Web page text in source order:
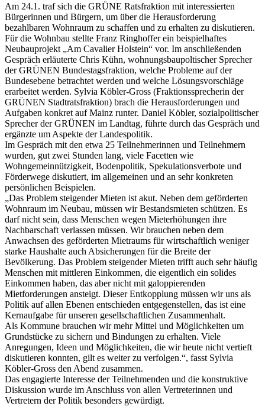
Am 24.1. traf sich die GRÜNE Ratsfraktion mit interessierten
Bürgerinnen und Bürgern, um über die Herausforderung
bezahlbaren Wohnraum zu schaffen und zu erhalten zu diskutieren.
Für die Wohnbau stellte Franz Ringhoffer ein beispielhaftes
Neubauprojekt „Am Cavalier Holstein“ vor. Im anschließenden
Gespräch erläuterte Chris Kühn, wohnungsbaupoltischer Sprecher
der GRÜNEN Bundestagsfraktion, welche Probleme auf der
Bundesebene betrachtet werden und welche Lösungsvorschläge
erarbeitet werden. Sylvia Köbler-Gross (Fraktionssprecherin der
GRÜNEN Stadtratsfraktion) brach die Herausforderungen und
Aufgaben konkret auf Mainz runter. Daniel Köbler, sozialpolitischer
Sprecher der GRÜNEN im Landtag, führte durch das Gespräch und
ergänzte um Aspekte der Landespolitik.
Im Gespräch mit den etwa 25 Teilnehmerinnen und Teilnehmern
wurden, gut zwei Stunden lang, viele Facetten wie
Wohngemeinnützigkeit, Bodenpolitik, Spekulationsverbote und
Förderwege diskutiert, im allgemeinen und an sehr konkreten
persönlichen Beispielen.
„Das Problem steigender Mieten ist akut. Neben dem geförderten
Wohnraum im Neubau, müssen wir Bestandsmieten schützen. Es
darf nicht sein, dass Menschen wegen Mieterhöhungen ihre
Nachbarschaft verlassen müssen. Wir brauchen neben dem
Anwachsen des geförderten Mietraums für wirtschaftlich weniger
starke Haushalte auch Absicherungen für die Breite der
Bevölkerung. Das Problem steigender Mieten trifft auch sehr häufig
Menschen mit mittleren Einkommen, die eigentlich ein solides
Einkommen haben, das aber nicht mit galoppierenden
Mietforderungen ansteigt. Dieser Entkopplung müssen wir uns als
Politik auf allen Ebenen entschieden entgegenstellen, das ist eine
Kernaufgabe für unseren gesellschaftlichen Zusammenhalt.
Als Kommune brauchen wir mehr Mittel und Möglichkeiten um
Grundstücke zu sichern und Bindungen zu erhalten. Viele
Anregungen, Ideen und Möglichkeiten, die wir heute nicht vertieft
diskutieren konnten, gilt es weiter zu verfolgen.“, fasst Sylvia
Köbler-Gross den Abend zusammen.
Das engagierte Interesse der Teilnehmenden und die konstruktive
Diskussion wurde im Anschluss von allen Vertreterinnen und
Vertretern der Politik besonders gewürdigt.